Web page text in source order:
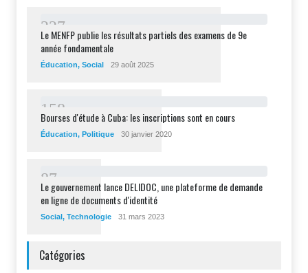
227
Le MENFP publie les résultats partiels des examens de 9e
année fondamentale
Éducation, Social 29 août 2025
1 58
Bourses d'étude à Cuba: les inscriptions sont en cours
Éducation, Politique 30 janvier 2020
87
Le gouvernement lance DELIDOC, une plateforme de demande
en ligne de documents d'identité
Social, Technologie 31 mars 2023
Catégories